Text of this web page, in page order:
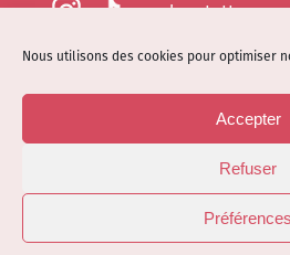
Nous utilisons des cookies pour optimiser
Accepter
Refuser
Préférences
epsylonetattoo
kloelicious_
Mentions légales
Politique de cookies (EU)
© Site web réalisé par
Kloelicioustattoo tous droits